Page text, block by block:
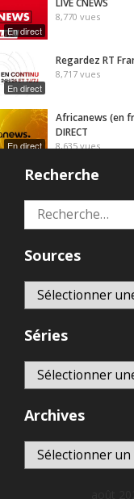
En direct
8,770 vues
En direct
Regardez RT
8,717 vues
En direct
Africanews (en
DIRECT
8,635vues
En direct
Télé-Québec |
En direct
franceinfo –
interviews,
6,897 vues
Recherche
Rechercher :
Sources
Séries
Archives
Archives